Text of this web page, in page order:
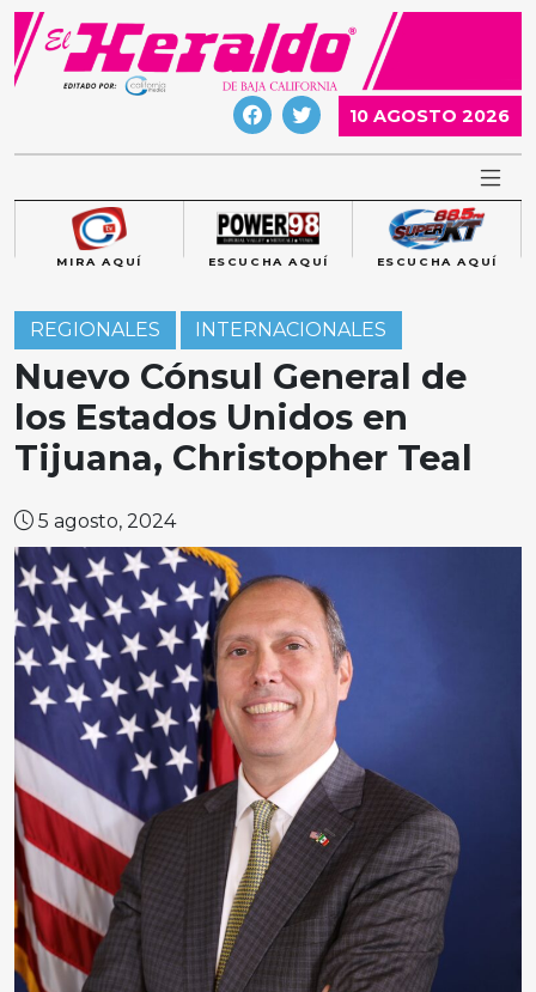
Skip
content
10 AGOSTO 2026
MIRA AQUÍ ESCUCHA AQUÍ ESCUCHA AQUÍ
REGIONALES INTERNACIONALES
Nuevo Cónsul General de
los Estados Unidos en
Tijuana, Christopher Teal
5 agosto, 2024